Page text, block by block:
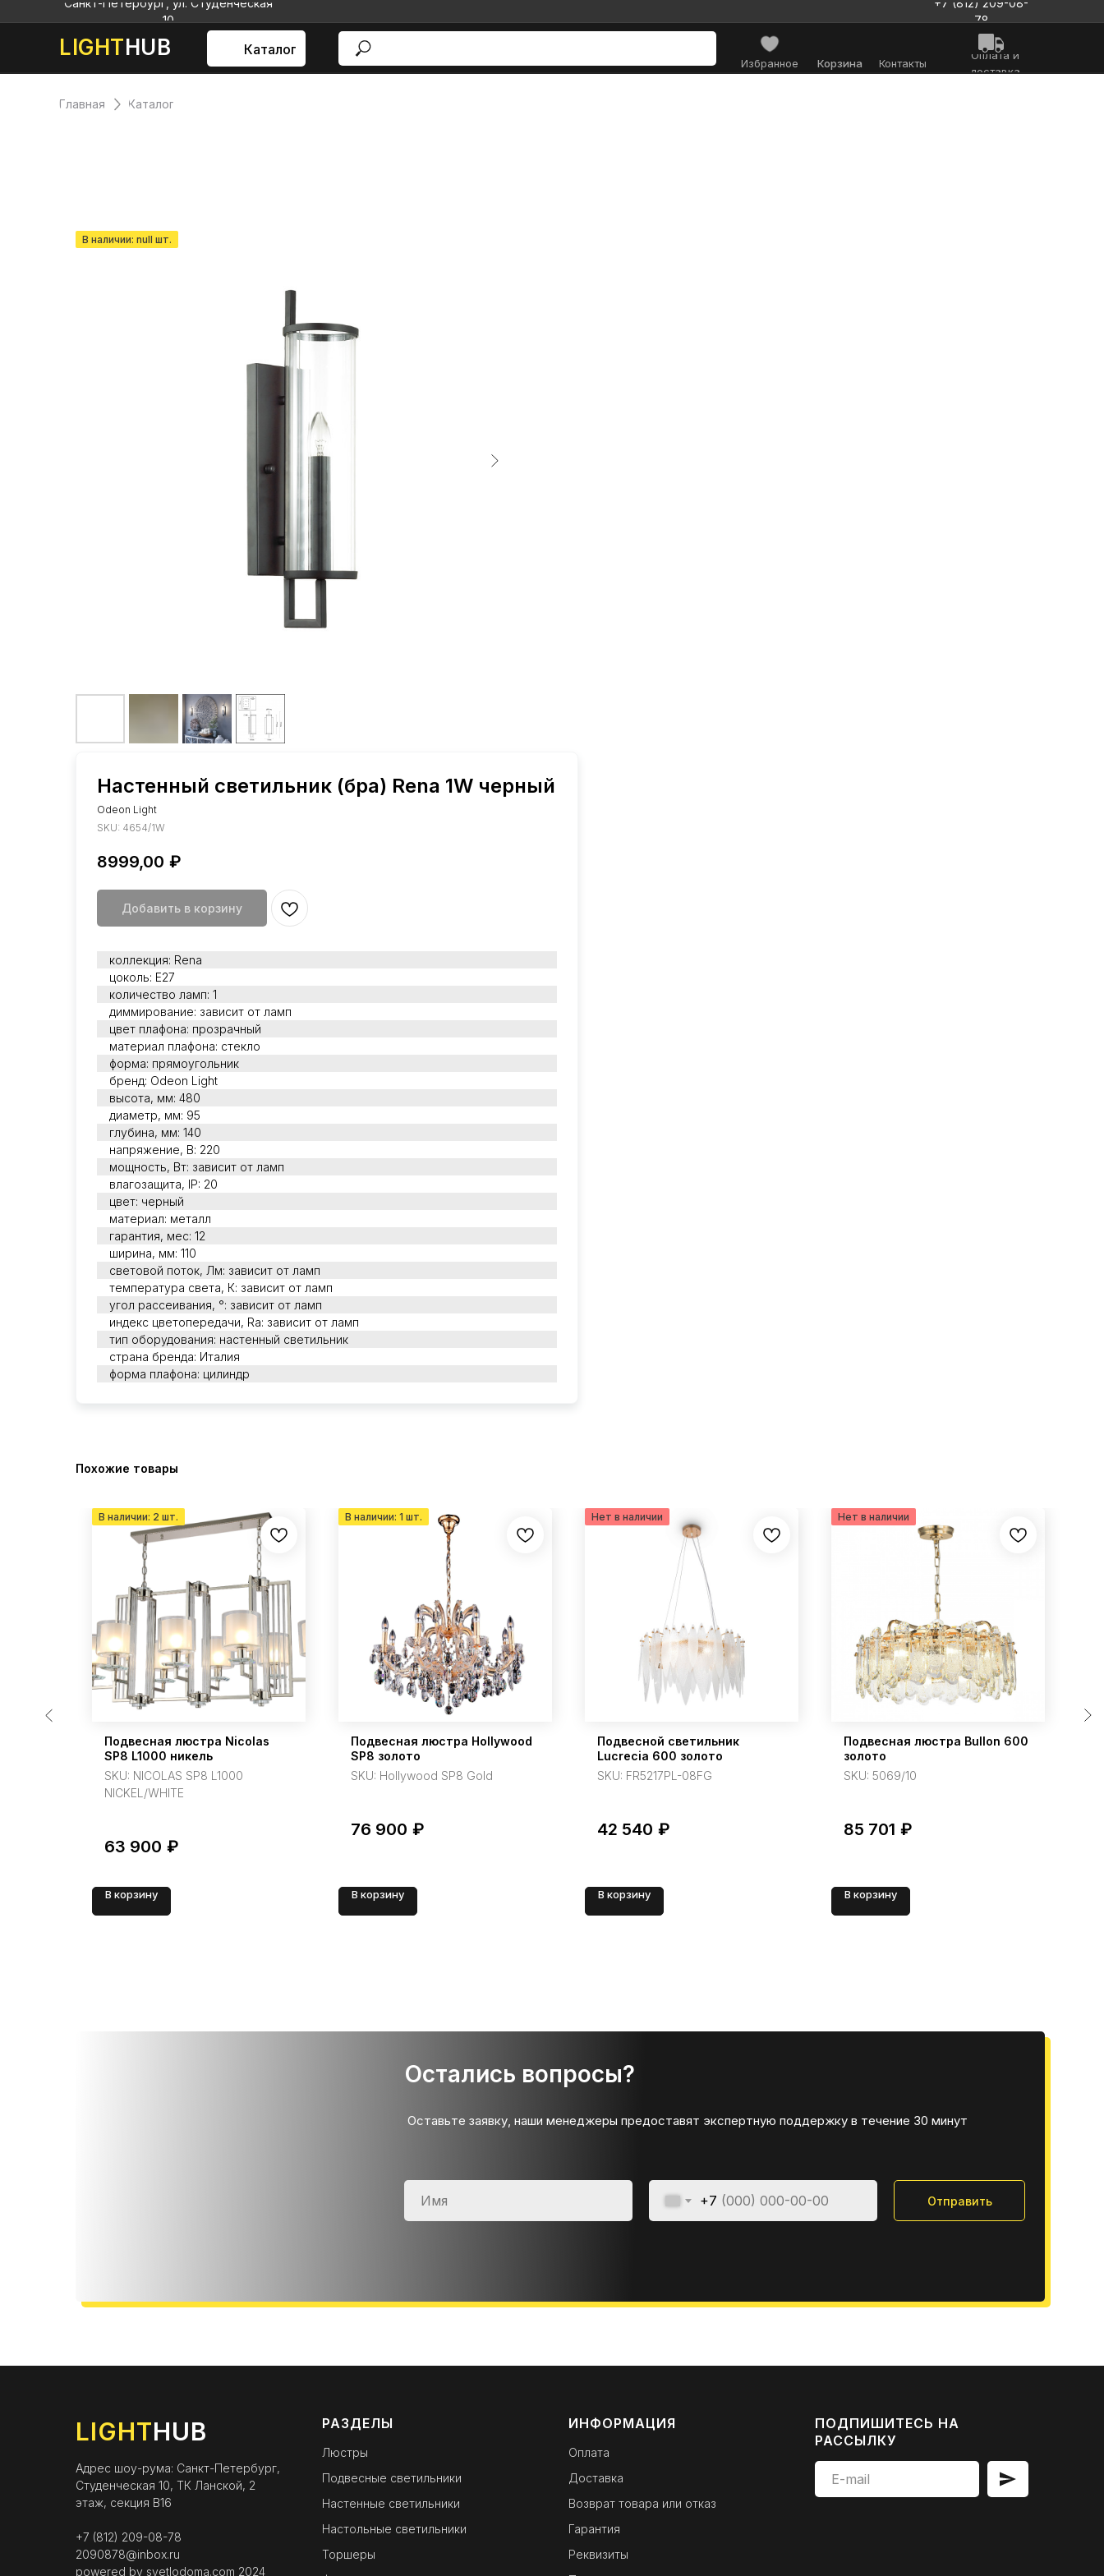
LIGHTHUB
+7 (812) 209-08-
78
Санкт-Петербург, ул. Студенческая
10
Оплата и
доставка
Контакты
Избранное
Каталог
Корзина
Каталог
Главная
Настенный светильник (бра) Rena 1W черный
Odeon Light
SKU: 4654/1W
8999,00 ₽
Добавить в корзину
коллекция: Rena
цоколь: Е27
количество ламп: 1
диммирование: зависит от ламп
цвет плафона: прозрачный
материал плафона: стекло
форма: прямоугольник
бренд: Odeon Light
высота, мм: 480
диаметр, мм: 95
глубина, мм: 140
напряжение, В: 220
мощность, Вт: зависит от ламп
влагозащита, IP: 20
цвет: черный
материал: металл
гарантия, мес: 12
ширина, мм: 110
световой поток, Лм: зависит от ламп
температура света, К: зависит от ламп
угол рассеивания, °: зависит от ламп
индекс цветопередачи, Ra: зависит от ламп
тип оборудования: настенный светильник
страна бренда: Италия
форма плафона: цилиндр
Похожие товары
Подвесная люстра Nicolas
SP8 L1000 никель
SKU: NICOLAS SP8 L1000
NICKEL/WHITE
63 900 ₽
В корзину
Подвесная люстра Hollywood
SP8 золото
SKU: Hollywood SP8 Gold
76 900 ₽
В корзину
Подвесной светильник
Lucrecia 600 золото
SKU: FR5217PL-08FG
42 540 ₽
В корзину
Подвесная люстра Bullon 600
золото
SKU: 5069/10
85 701 ₽
В корзину
Остались вопросы?
+7 Отправить
Оставьте заявку, наши менеджеры предоставят экспертную поддержку в течение 30 минут
LIGHTHUB
Адрес шоу-рума: Санкт-Петербург,
Студенческая 10, ТК Ланской, 2
этаж, секция B16
+7 (812) 209-08-78
2090878@inbox.ru
powered by svetlodoma.com 2024
РАЗДЕЛЫ
Люстры
Подвесные светильники
Настенные светильники
Настольные светильники
Торшеры
ИНФОРМАЦИЯ
Оплата
Доставка
Возврат товара или отказ
Гарантия
Реквизиты
ПОДПИШИТЕСЬ НА
РАССЫЛКУ